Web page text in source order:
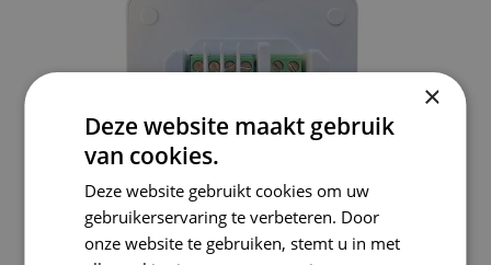
×
Deze website maakt gebruik
van cookies.
Deze website gebruikt cookies om uw
gebruikerservaring te verbeteren. Door
onze website te gebruiken, stemt u in met